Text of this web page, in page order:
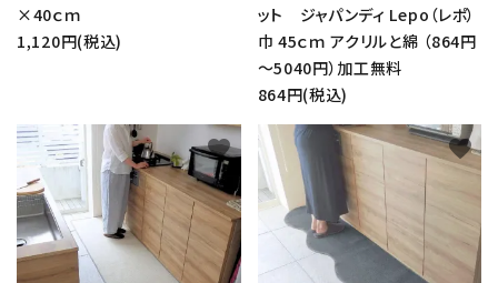
×40ｃｍ
1,120円(税込)
ット ジャパンディ Lepo（レポ）
巾 45ｃｍ アクリルと綿 （864円
～5040円）加工無料
864円(税込)
favorite favorite